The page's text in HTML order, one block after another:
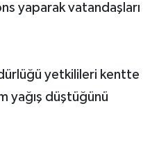
yaparak vatandaşları
yetkilileri kentte
yağış düştüğünü